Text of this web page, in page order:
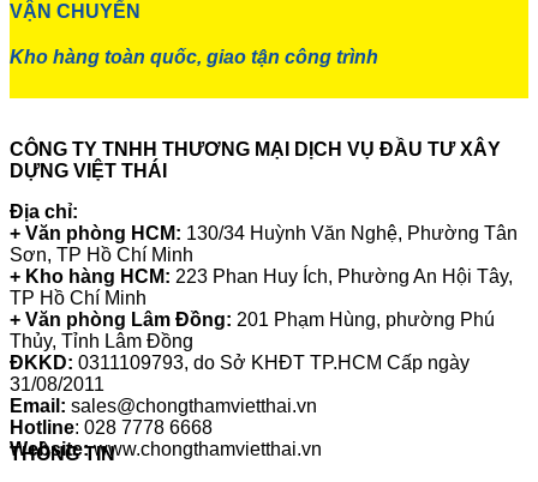
VẬN CHUYỂN
Kho hàng toàn quốc, giao tận công trình
CÔNG TY TNHH THƯƠNG MẠI DỊCH VỤ ĐẦU TƯ XÂY
DỰNG VIỆT THÁI
Địa chỉ:
+ Văn phòng HCM: 130/34 Huỳnh Văn Nghệ, Phường Tân
Sơn, TP Hồ Chí Minh
+ Kho hàng HCM: 223 Phan Huy Ích, Phường An Hội Tây,
TP Hồ Chí Minh
+ Văn phòng Lâm Đồng: 201 Phạm Hùng, phường Phú
Thủy, Tỉnh Lâm Đồng
ĐKKD: 0311109793, do Sở KHĐT TP.HCM Cấp ngày
31/08/2011
Email: sales@chongthamvietthai.vn
Hotline: 028 7778 6668
Website:www.chongthamvietthai.vn
THÔNG TIN